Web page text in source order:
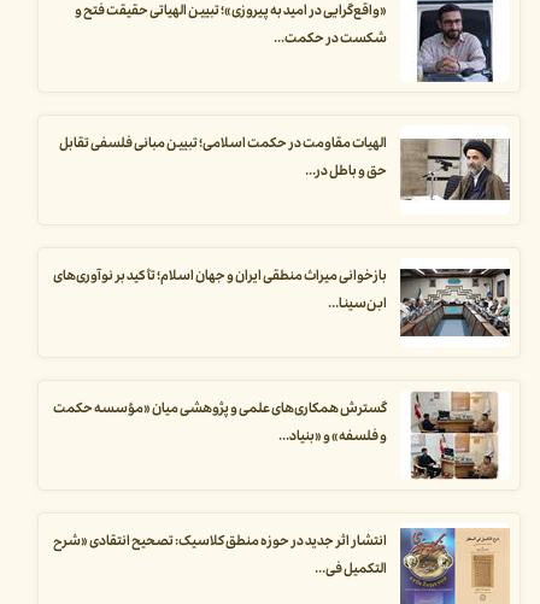
«واقع‌گرایی در امید به پیروزی»؛ تبیین الهیاتی حقیقت فتح و
شکست در حکمت...
الهیات مقاومت در حکمت اسلامی؛ تبیین مبانی فلسفی تقابل
حق و باطل در...
بازخوانی میراث منطقی ایران و جهان اسلام؛ تأکید بر نوآوری‌های
ابن‌سینا...
گسترش همکاری‌های علمی و پژوهشی میان «مؤسسه حکمت
و فلسفه» و «بنیاد...
انتشار اثر جدید در حوزه منطق کلاسیک: تصحیح انتقادی «شرح
التکمیل فی...